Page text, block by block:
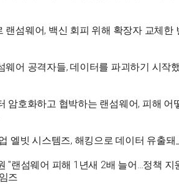
랜섬웨어, 백신 회피 위해 확장자 교체한
웨어 공격자들, 데이터를 파괴하기 시작
암호화하고 협박하는 랜섬웨어, 피해 어
엘빗 시스템즈, 해킹으로 데이터 유출돼
"랜섬웨어 피해 1년새 2배 늘어…정책 지
즈